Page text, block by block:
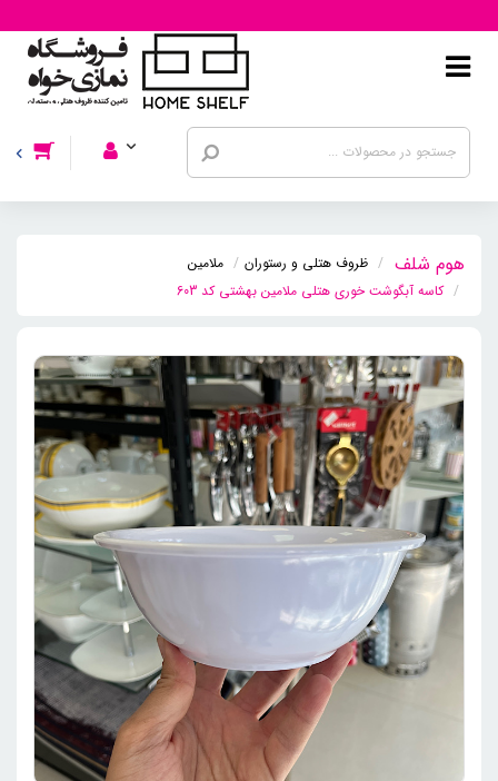
ظروف هتلی و رستوران
ملامین
کاسه آبگوشت خوری هتلی ملامین بهشتی کد 603